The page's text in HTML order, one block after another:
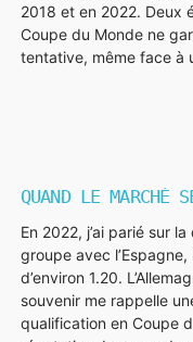
2018 et en 2022. Deux
Coupe du Monde ne
tentative, même face à
QUAND LE MARCHÉ
En 2022, j’ai parié sur
groupe avec
d’environ 1.20.
souvenir me rappelle
qualification en Coupe